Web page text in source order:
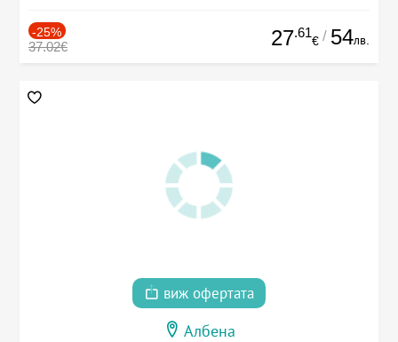
-25%
37.02€ 27.61
€ / 54лв.
виж офертата
Албена